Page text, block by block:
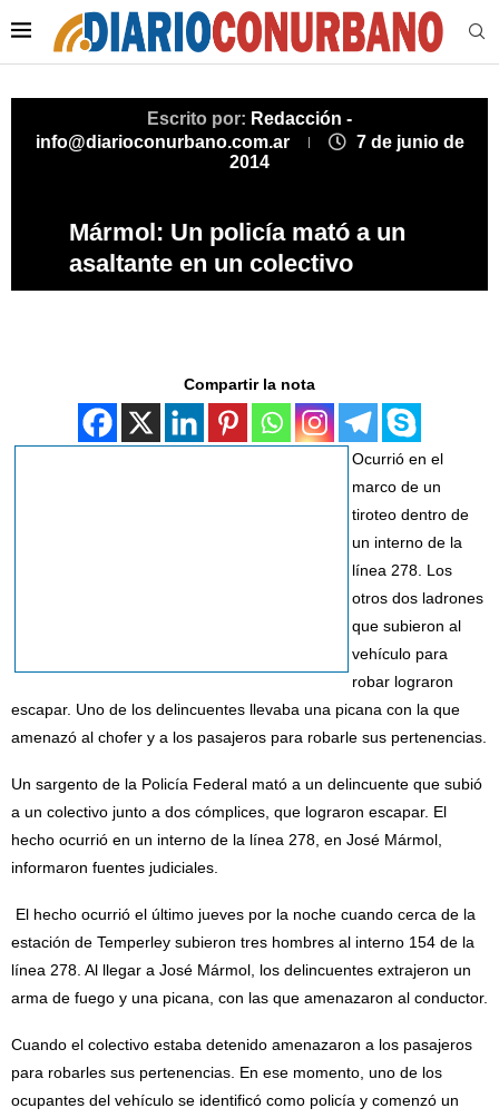
Escrito por: Redacción -
info@diarioconurbano.com.ar
7 de junio de
2014
Mármol: Un policía mató a un
asaltante en un colectivo
Compartir la nota
Ocurrió en el
marco de un
tiroteo dentro de
un interno de la
línea 278. Los
otros dos ladrones
que subieron al
vehículo para
robar lograron
escapar. Uno de los delincuentes llevaba una picana con la que
amenazó al chofer y a los pasajeros para robarle sus pertenencias.
Un sargento de la Policía Federal mató a un delincuente que subió
a un colectivo junto a dos cómplices, que lograron escapar. El
hecho ocurrió en un interno de la línea 278, en José Mármol,
informaron fuentes judiciales.
El hecho ocurrió el último jueves por la noche cuando cerca de la
estación de Temperley subieron tres hombres al interno 154 de la
línea 278. Al llegar a José Mármol, los delincuentes extrajeron un
arma de fuego y una picana, con las que amenazaron al conductor.
Cuando el colectivo estaba detenido amenazaron a los pasajeros
para robarles sus pertenencias. En ese momento, uno de los
ocupantes del vehículo se identificó como policía y comenzó un